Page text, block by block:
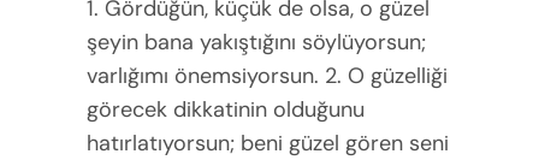
1. Gördüğün, küçük de olsa, o güzel
şeyin bana yakıştığını söylüyorsun;
varlığımı önemsiyorsun. 2. O güzelliği
görecek dikkatinin olduğunu
hatırlatıyorsun; beni güzel gören seni